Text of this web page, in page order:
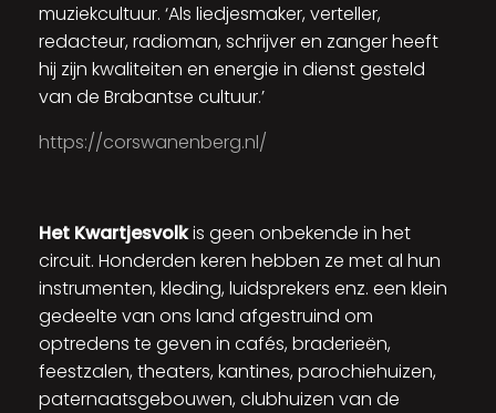
muziekcultuur. ‘Als liedjesmaker, verteller,
redacteur, radioman, schrijver en zanger heeft
hij zijn kwaliteiten en energie in dienst gesteld
van de Brabantse cultuur.’
https://corswanenberg.nl/
Het Kwartjesvolkis geen onbekende in het
circuit. Honderden keren hebben ze met al hun
instrumenten, kleding, luidsprekers enz. een klein
gedeelte van ons land afgestruind om
optredens te geven in cafés, braderieën,
feestzalen, theaters, kantines, parochiehuizen,
paternaatsgebouwen, clubhuizen van de